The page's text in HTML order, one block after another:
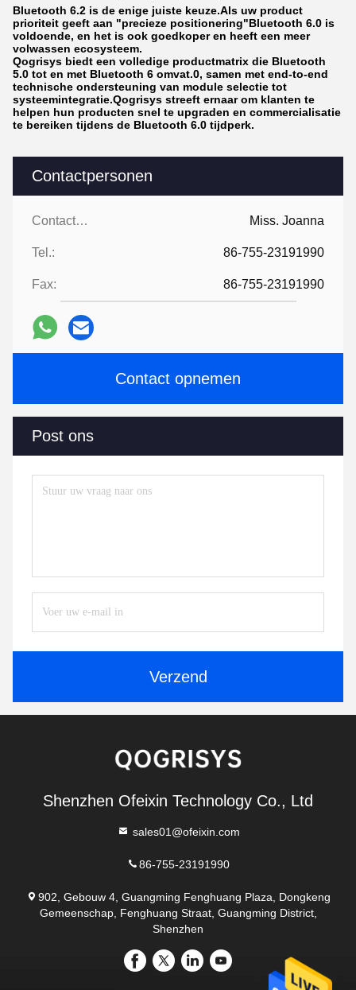
Contactpersonen
Contactpersonen: Miss. Joanna
Tel.: 86-755-23191990
Fax: 86-755-23191990
Contact opnemen
Post ons
Verzend
Bluetooth 6.2 is de enige juiste keuze.Als uw product
prioriteit geeft aan "precieze positionering"Bluetooth 6.0 is
voldoende, en het is ook goedkoper en heeft een meer
volwassen ecosysteem.
Qogrisys biedt een volledige productmatrix die Bluetooth
5.0 tot en met Bluetooth 6 omvat.0, samen met end-to-end
technische ondersteuning van module selectie tot
systeemintegratie.Qogrisys streeft ernaar om klanten te
helpen hun producten snel te upgraden en commercialisatie
te bereiken tijdens de Bluetooth 6.0 tijdperk.
Shenzhen Ofeixin Technology Co., Ltd
sales01@ofeixin.com
86-755-23191990
902, Gebouw 4, Guangming Fenghuang Plaza, Dongkeng
Gemeenschap, Fenghuang Straat, Guangming District,
Shenzhen